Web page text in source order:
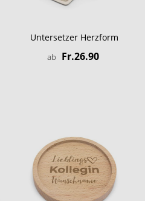
Untersetzer Herzform
ab Fr.26.90